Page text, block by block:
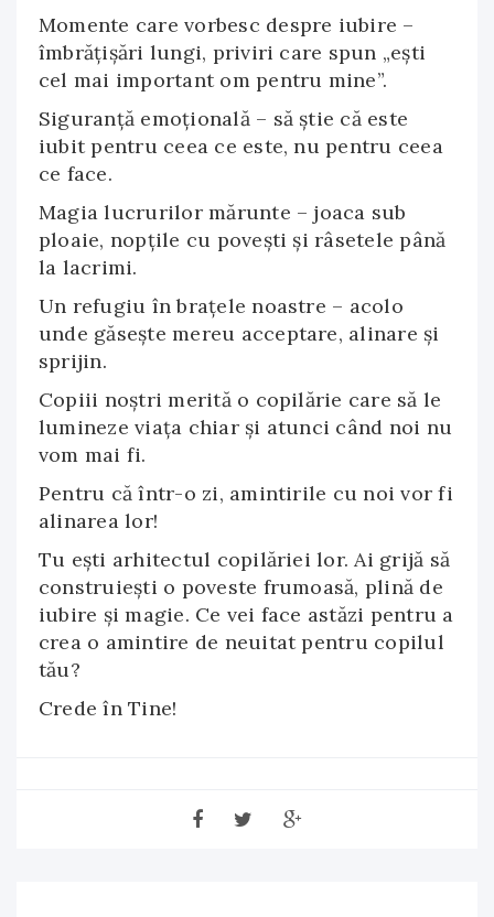
Momente care vorbesc despre iubire –
îmbrățișări lungi, priviri care spun „ești
cel mai important om pentru mine”.
Siguranță emoțională – să știe că este
iubit pentru ceea ce este, nu pentru ceea
ce face.
Magia lucrurilor mărunte – joaca sub
ploaie, nopțile cu povești și râsetele până
la lacrimi.
Un refugiu în brațele noastre – acolo
unde găsește mereu acceptare, alinare și
sprijin.
Copiii noștri merită o copilărie care să le
lumineze viața chiar și atunci când noi nu
vom mai fi.
Pentru că într-o zi, amintirile cu noi vor fi
alinarea lor!
Tu ești arhitectul copilăriei lor. Ai grijă să
construiești o poveste frumoasă, plină de
iubire și magie. Ce vei face astăzi pentru a
crea o amintire de neuitat pentru copilul
tău?
Crede în Tine!